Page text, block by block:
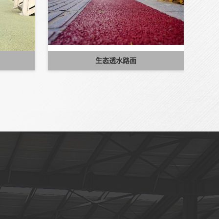
生态透水路面